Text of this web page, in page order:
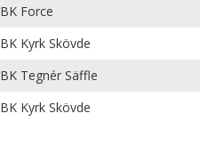
BK Force
BK Kyrk Skövde
BK Tegnér Säffle
BK Kyrk Skövde